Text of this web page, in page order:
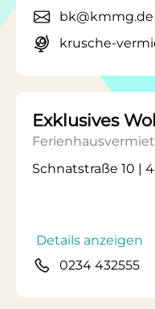
bk@kmmg.de
krusche-
Exklusives
Schnatstraße 10 |
Details anzeigen
0234 432555